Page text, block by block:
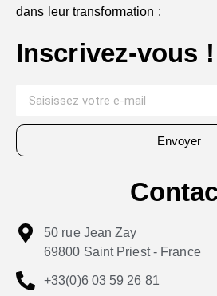
dans leur transformation :
Inscrivez-vous !
Envoyer
50 rue Jean Zay
69800 Saint Priest - France
+33(0)6 03 59 26 81